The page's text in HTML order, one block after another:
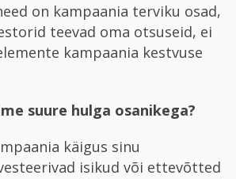
on kampaania terviku osad,
teevad oma otsuseid, ei
kampaania kestvuse
suure hulga osanikega?
käigus sinu
isikud või ettevõtted